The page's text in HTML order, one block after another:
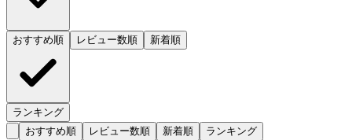
おすすめ順 レビュー数順 新着順
ランキング
おすすめ順
レビュー数順 新着順 ランキング